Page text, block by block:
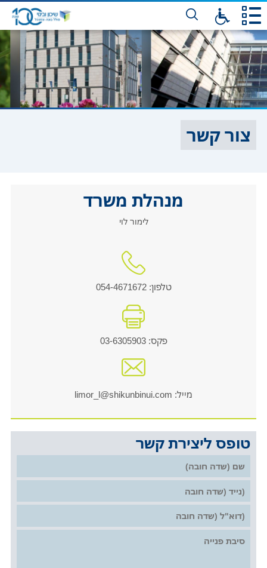
צור קשר
מנהלת משרד
לימור לוי
טלפון: 054-4671672
פקס: 03-6305903
מייל: limor_l@shikunbinui.com
טופס ליצירת קשר